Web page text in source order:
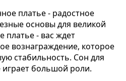
платье - радостное
основы для великой
платье - вас ждет
вознаграждение, которое
стабильность. Сон для
большой роли.